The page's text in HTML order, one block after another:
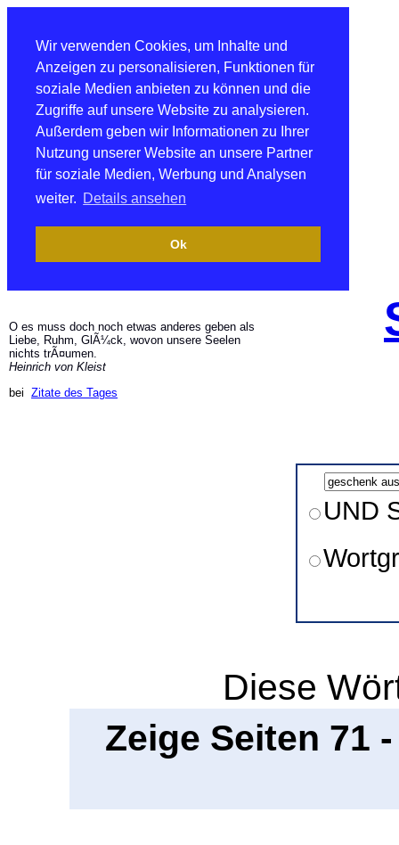
Wir verwenden Cookies, um Inhalte und
Anzeigen zu personalisieren, Funktionen für
soziale Medien anbieten zu können und die
Zugriffe auf unsere Website zu analysieren.
Außerdem geben wir Informationen zu Ihrer
Nutzung unserer Website an unsere Partner
für soziale Medien, Werbung und Analysen
weiter. Details ansehen
Ok
O es muss doch noch etwas anderes geben als
Liebe, Ruhm, GlÃ¼ck, wovon unsere Seelen
nichts trÃ¤umen.
Heinrich von Kleist
bei Zitate des Tages
UND
Diese
Zeige Seiten 71